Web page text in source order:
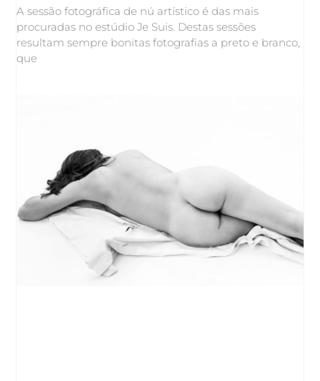
A sessão fotográfica de nú artístico é das mais
procuradas no estúdio Je Suis. Destas sessões
resultam sempre bonitas fotografias a preto e branco,
que